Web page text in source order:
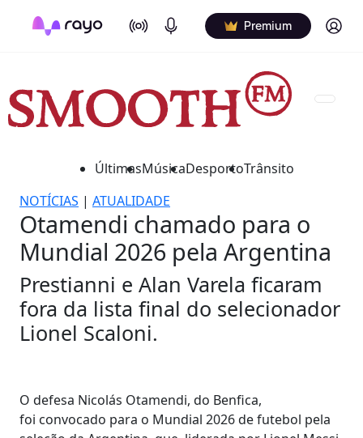
On Air Podcasts Premium Log in
ÚltimasMúsicaDesportoTrânsito
NOTÍCIAS | ATUALIDADE
Otamendi chamado para o
Mundial 2026 pela Argentina
Prestianni e Alan Varela ficaram
fora da lista final do selecionador
Lionel Scaloni.
O defesa Nicolás Otamendi, do Benfica,
foi convocado para o Mundial 2026 de futebol pela